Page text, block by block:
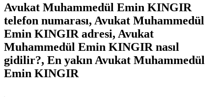
Avukat Muhammedül Emin KINGIR
telefon numarası, Avukat Muhammedül
Emin KINGIR adresi, Avukat
Muhammedül Emin KINGIR nasıl
gidilir?, En yakın Avukat Muhammedül
Emin KINGIR